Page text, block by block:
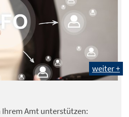
weiter +
Amt unterstützen: